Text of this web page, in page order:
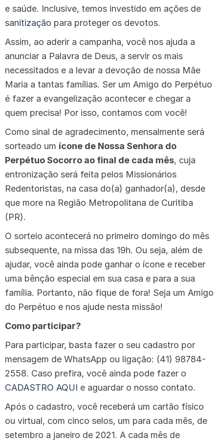
e saúde. Inclusive, temos investido em ações de
sanitização para proteger os devotos.
Assim, ao aderir a campanha, você nos ajuda a
anunciar a Palavra de Deus, a servir os mais
necessitados e a levar a devoção de nossa Mãe
Maria a tantas famílias. Ser um Amigo do Perpétuo
é fazer a evangelização acontecer e chegar a
quem precisa! Por isso, contamos com você!
Como sinal de agradecimento, mensalmente será
sorteado um ícone de Nossa Senhora do
Perpétuo Socorro ao final de cada mês, cuja
entronização será feita pelos Missionários
Redentoristas, na casa do(a) ganhador(a), desde
que more na Região Metropolitana de Curitiba
(PR).
O sorteio acontecerá no primeiro domingo do mês
subsequente, na missa das 19h. Ou seja, além de
ajudar, você ainda pode ganhar o ícone e receber
uma bênção especial em sua casa e para a sua
família. Portanto, não fique de fora! Seja um Amigo
do Perpétuo e nos ajude nesta missão!
Como participar?
Para participar, basta fazer o seu cadastro por
mensagem de WhatsApp ou ligação: (41) 98784-
2558. Caso prefira, você ainda pode fazer o
CADASTRO AQUI e aguardar o nosso contato.
Após o cadastro, você receberá um cartão físico
ou virtual, com cinco selos, um para cada mês, de
setembro a janeiro de 2021. A cada mês de